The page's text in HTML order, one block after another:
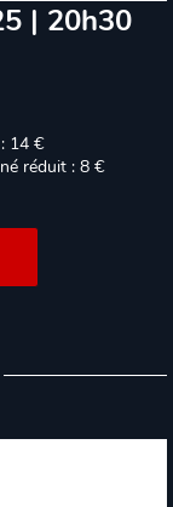
| 20h30
14 €
réduit : 8 €